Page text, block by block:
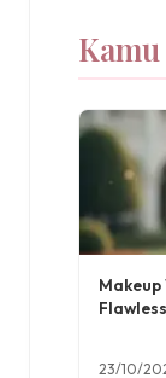
23/10/